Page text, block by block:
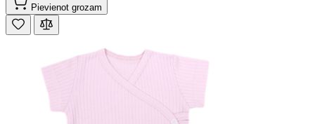
Pievienot grozam